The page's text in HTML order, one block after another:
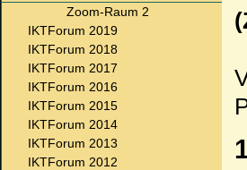
Zoom-Raum 2
IKTForum 2019
IKTForum 2018
IKTForum 2017
IKTForum 2016
IKTForum 2015
IKTForum 2014
IKTForum 2013
IKTForum 2012